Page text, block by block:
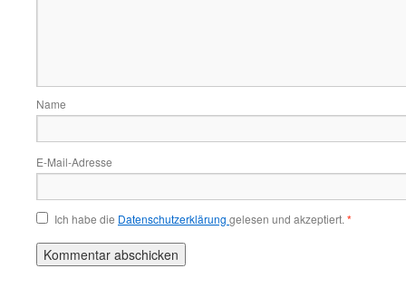
Name
E-Mail-Adresse
Ich habe die Datenschutzerklärung gelesen und akzeptiert. *